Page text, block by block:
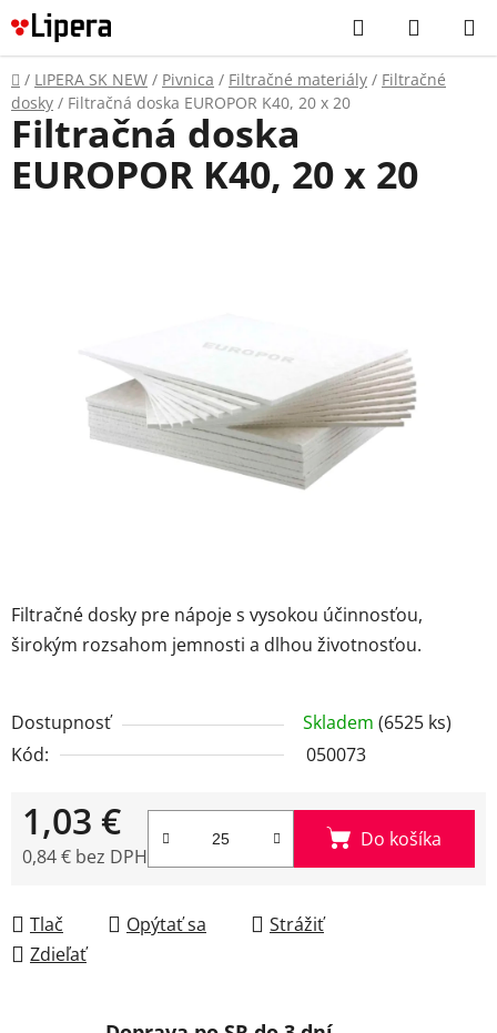
Prejsť
na
obsah
Hľadať
KOŠÍK
Domov
/ LIPERA SK NEW / Pivnica / Filtračné materiály / Filtračné
dosky / Filtračná doska EUROPOR K40, 20 x 20
Filtračné dosky pre nápoje s vysokou účinnosťou,
širokým rozsahom jemnosti a dlhou životnosťou.
Dostupnosť Skladem (6525 ks)
Kód:
050073
1,03 €
0,84 € bez DPH
Do košíka
Tlač Opýtať sa
Strážiť
Zdieľať
Filtračná doska
EUROPOR K40, 20 x 20